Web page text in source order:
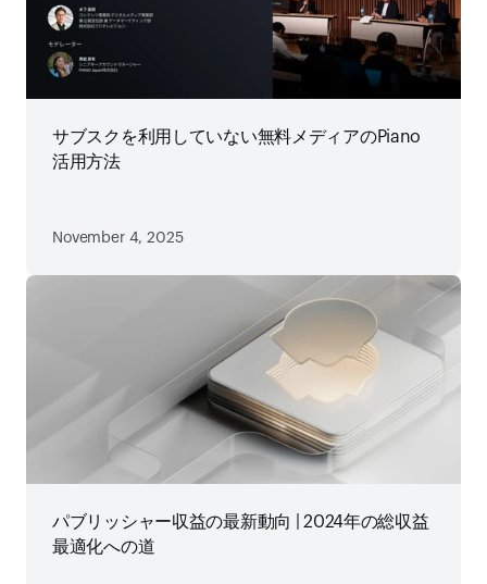
サブスクを利用していない無料メディアのPiano
活用方法
November 4, 2025
パブリッシャー収益の最新動向 | 2024年の総収益
最適化への道